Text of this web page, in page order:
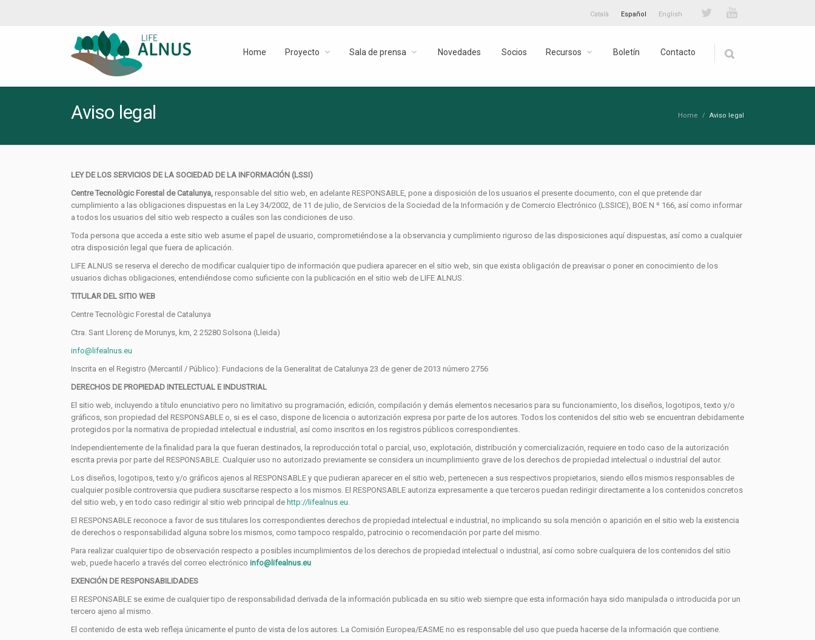
Català Español English
Home Proyecto Sala de prensa Novedades Socios Recursos Boletín Contacto
Home / Aviso legal
Aviso legal
LEY DE LOS SERVICIOS DE LA SOCIEDAD DE LA INFORMACIÓN (LSSI)
Centre Tecnològic Forestal de Catalunya, responsable del sitio web, en adelante RESPONSABLE, pone a disposición de los usuarios el presente documento, con el que pretende dar
cumplimiento a las obligaciones dispuestas en la Ley 34/2002, de 11 de julio, de Servicios de la Sociedad de la Información y de Comercio Electrónico (LSSICE), BOE N º 166, así como informar
a todos los usuarios del sitio web respecto a cuáles son las condiciones de uso.
Toda persona que acceda a este sitio web asume el papel de usuario, comprometiéndose a la observancia y cumplimiento riguroso de las disposiciones aquí dispuestas, así como a cualquier
otra disposición legal que fuera de aplicación.
LIFE ALNUS se reserva el derecho de modificar cualquier tipo de información que pudiera aparecer en el sitio web, sin que exista obligación de preavisar o poner en conocimiento de los
usuarios dichas obligaciones, entendiéndose como suficiente con la publicación en el sitio web de LIFE ALNUS.
TITULAR DEL SITIO WEB
Centre Tecnològic Forestal de Catalunya
Ctra. Sant Llorenç de Morunys, km, 2 25280 Solsona (Lleida)
info@lifealnus.eu
Inscrita en el Registro (Mercantil / Público): Fundacions de la Generalitat de Catalunya 23 de gener de 2013 número 2756
DERECHOS DE PROPIEDAD INTELECTUAL E INDUSTRIAL
El sitio web, incluyendo a título enunciativo pero no limitativo su programación, edición, compilación y demás elementos necesarios para su funcionamiento, los diseños, logotipos, texto y/o
gráficos, son propiedad del RESPONSABLE o, si es el caso, dispone de licencia o autorización expresa por parte de los autores. Todos los contenidos del sitio web se encuentran debidamente
protegidos por la normativa de propiedad intelectual e industrial, así como inscritos en los registros públicos correspondientes.
Independientemente de la finalidad para la que fueran destinados, la reproducción total o parcial, uso, explotación, distribución y comercialización, requiere en todo caso de la autorización
escrita previa por parte del RESPONSABLE. Cualquier uso no autorizado previamente se considera un incumplimiento grave de los derechos de propiedad intelectual o industrial del autor.
Los diseños, logotipos, texto y/o gráficos ajenos al RESPONSABLE y que pudieran aparecer en el sitio web, pertenecen a sus respectivos propietarios, siendo ellos mismos responsables de
cualquier posible controversia que pudiera suscitarse respecto a los mismos. El RESPONSABLE autoriza expresamente a que terceros puedan redirigir directamente a los contenidos concretos
del sitio web, y en todo caso redirigir al sitio web principal de http://lifealnus.eu.
El RESPONSABLE reconoce a favor de sus titulares los correspondientes derechos de propiedad intelectual e industrial, no implicando su sola mención o aparición en el sitio web la existencia
de derechos o responsabilidad alguna sobre los mismos, como tampoco respaldo, patrocinio o recomendación por parte del mismo.
Para realizar cualquier tipo de observación respecto a posibles incumplimientos de los derechos de propiedad intelectual o industrial, así como sobre cualquiera de los contenidos del sitio
web, puede hacerlo a través del correo electrónico info@lifealnus.eu
EXENCIÓN DE RESPONSABILIDADES
El RESPONSABLE se exime de cualquier tipo de responsabilidad derivada de la información publicada en su sitio web siempre que esta información haya sido manipulada o introducida por un
tercero ajeno al mismo.
El contenido de esta web refleja únicamente el punto de vista de los autores. La Comisión Europea/EASME no es responsable del uso que pueda hacerse de la información que contiene.